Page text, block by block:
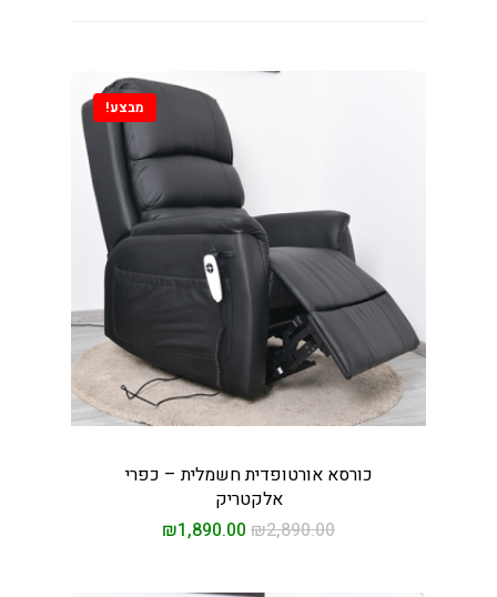
מבצע!
כורסא אורטופדית חשמלית – כפרי
אלקטריק
₪2,890.00
₪1,890.00